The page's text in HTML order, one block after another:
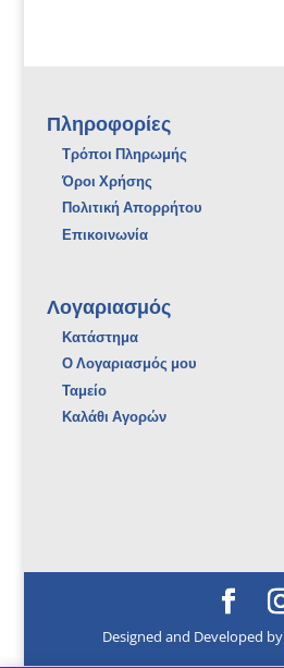
Πληροφορίες
Τρόποι Πληρωμής
Όροι Χρήσης
Πολιτική Απορρήτου
Επικοινωνία
Λογαριασμός
Κατάστημα
Ο Λογαριασμός μου
Ταμείο
Καλάθι Αγορών
Designed and Developed by